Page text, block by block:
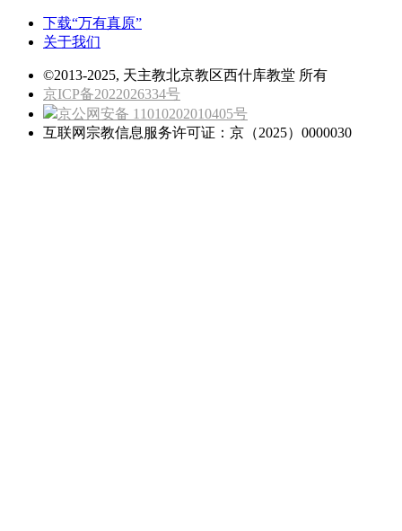
下载“万有真原”
关于我们
©2013-2025, 天主教北京教区西什库教堂 所有
京ICP备2022026334号
京公网安备 11010202010405号
互联网宗教信息服务许可证：京（2025）0000030